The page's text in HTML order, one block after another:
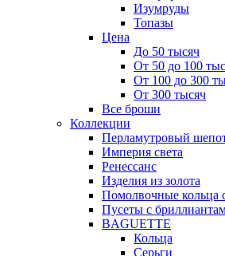
Изумруды
Топазы
Цена
До 50 тысяч
От 50 до 100
От 100 до 300
От 300 тысяч
Все броши
Коллекции
Перламутровый
Империя света
Ренессанс
Изделия из золота
Помолвочные кольца
Пусеты с
BAGUETTE
Кольца
Серьги